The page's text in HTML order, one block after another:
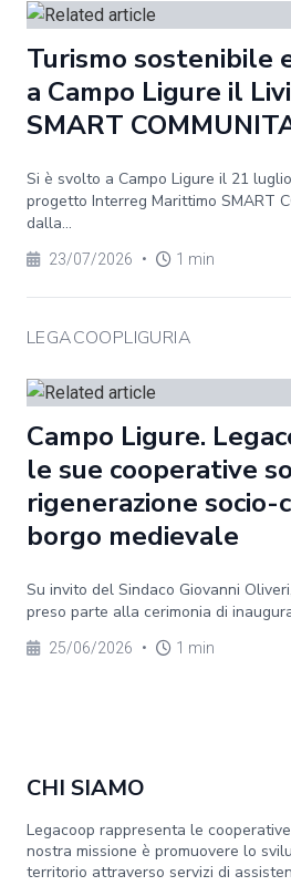
Turismo sostenibile
a Campo Ligure il
SMART
Si è svolto a Campo Ligure il 21
progetto Interreg Marittimo SMART
dalla...
23/07/2026 • 1 min
LEGACOOPLIGURIA
Campo Ligure.
le sue cooperative
rigenerazione
borgo medievale
Su invito del Sindaco Giovanni
preso parte alla cerimonia di
25/06/2026 • 1 min
CHI SIAMO
Legacoop rappresenta le
nostra missione è promuovere lo
territorio attraverso servizi di